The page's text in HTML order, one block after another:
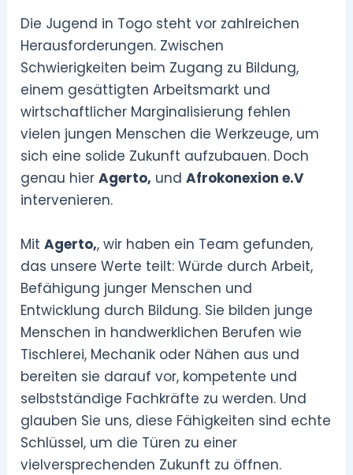
Die Jugend in Togo steht vor zahlreichen
Herausforderungen. Zwischen
Schwierigkeiten beim Zugang zu Bildung,
einem gesättigten Arbeitsmarkt und
wirtschaftlicher Marginalisierung fehlen
vielen jungen Menschen die Werkzeuge, um
sich eine solide Zukunft aufzubauen. Doch
genau hierAgerto, undAfrokonexion e.V
intervenieren.
MitAgerto,, wir haben ein Team gefunden,
das unsere Werte teilt: Würde durch Arbeit,
Befähigung junger Menschen und
Entwicklung durch Bildung. Sie bilden junge
Menschen in handwerklichen Berufen wie
Tischlerei, Mechanik oder Nähen aus und
bereiten sie darauf vor, kompetente und
selbstständige Fachkräfte zu werden. Und
glauben Sie uns, diese Fähigkeiten sind echte
Schlüssel, um die Türen zu einer
vielversprechenden Zukunft zu öffnen.